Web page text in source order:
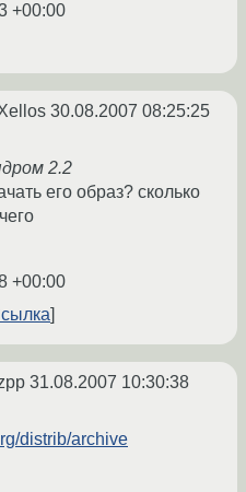
+00:00
30.08.2007 08:25:25
2.2
его образ? сколько
+00:00
31.08.2007 10:30:38
distrib/archive